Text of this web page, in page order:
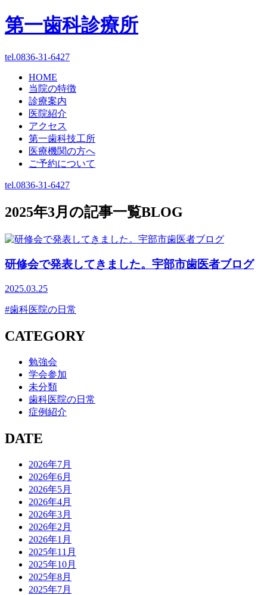
第一歯科診療所
tel.0836-31-6427
HOME
当院の特徴
診療案内
医院紹介
アクセス
第一歯科技工所
医療機関の方へ
ご予約について
tel.0836-31-6427
2025年3月 の記事一覧BLOG
研修会で発表してきました。宇部市歯医者ブログ
2025.03.25
#歯科医院の日常
CATEGORY
勉強会
学会参加
未分類
歯科医院の日常
症例紹介
DATE
2026年7月
2026年6月
2026年5月
2026年4月
2026年3月
2026年2月
2026年1月
2025年11月
2025年10月
2025年8月
2025年7月